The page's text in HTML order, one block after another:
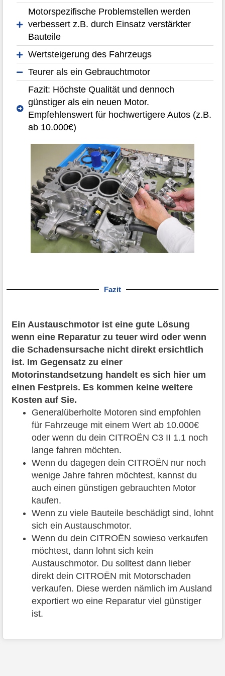
Motorspezifische Problemstellen werden
verbessert z.B. durch Einsatz verstärkter
Bauteile
Wertsteigerung des Fahrzeugs
Teurer als ein Gebrauchtmotor
Fazit: Höchste Qualität und dennoch
günstiger als ein neuen Motor.
Empfehlenswert für hochwertigere Autos (z.B.
ab 10.000€)
Fazit
Ein Austauschmotor ist eine gute Lösung
wenn eine Reparatur zu teuer wird oder wenn
die Schadensursache nicht direkt ersichtlich
ist. Im Gegensatz zu einer
Motorinstandsetzung handelt es sich hier um
einen Festpreis. Es kommen keine weitere
Kosten auf Sie.
Generalüberholte Motoren sind empfohlen
für Fahrzeuge mit einem Wert ab 10.000€
oder wenn du dein CITROËN C3 II 1.1 noch
lange fahren möchten.
Wenn du dagegen dein CITROËN nur noch
wenige Jahre fahren möchtest, kannst du
auch einen günstigen gebrauchten Motor
kaufen.
Wenn zu viele Bauteile beschädigt sind, lohnt
sich ein Austauschmotor.
Wenn du dein CITROËN sowieso verkaufen
möchtest, dann lohnt sich kein
Austauschmotor. Du solltest dann lieber
direkt dein CITROËN mit Motorschaden
verkaufen. Diese werden nämlich im Ausland
exportiert wo eine Reparatur viel günstiger
ist.